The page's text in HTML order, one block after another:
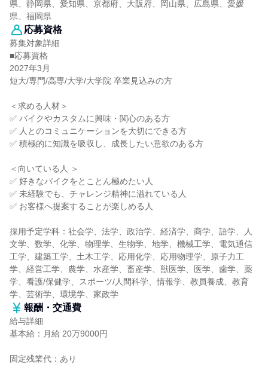
県、静岡県、愛知県、京都府、大阪府、岡山県、広島県、愛媛
県、福岡県
応募資格
募集対象詳細
■応募資格
2027年3月
短大/専門/高専/大学/大学院 卒業見込みの方
＜求める人材＞
✅ バイクやカスタムに興味・関心のある方
✅ 人とのコミュニケーションを大切にできる方
✅ 積極的に知識を吸収し、成長したい意欲のある方
＜向いている人 ＞
✅ 好きなバイクをとことん極めたい人
✅ 未経験でも、チャレンジ精神に溢れている人
✅ お客様へ提案することが楽しめる人
採用予定学科：社会学、法学、政治学、経済学、商学、語学、人
文学、数学、化学、物理学、生物学、地学、機械工学、電気通信
工学、建築工学、土木工学、応用化学、応用物理学、原子力工
学、経営工学、農学、水産学、畜産学、獣医学、医学、歯学、薬
学、看護/保健学、スポーツ/人間科学、情報学、教員養成、教育
学、芸術学、環境学、家政学
報酬・交通費
給与詳細
基本給：月給 20万9000円
固定残業代：あり